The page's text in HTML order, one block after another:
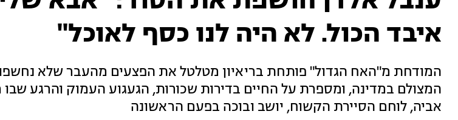
איבד הכול. לא היה לנו כסף לאוכל"
המודחת מ"האח הגדול" פותחת בריאיון מטלטל את הפצעים מהעבר שלא
המצולם במדינה, ומספרת על החיים בדירות שכורות, הגעגוע העמוק והרגע
אביה, לוחם הסיירת הקשוח, יושב ובוכה בפעם הראשונה